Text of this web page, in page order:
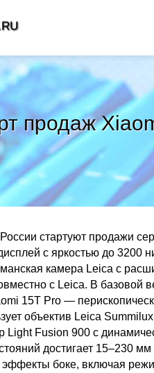
продаж
стартуют продажи
с яркостью до 3200
камера Leica с
с Leica. В базовой
15T Pro —
объектив Leica
Light Fusion 900 с
достигает 15–230
боке, включая